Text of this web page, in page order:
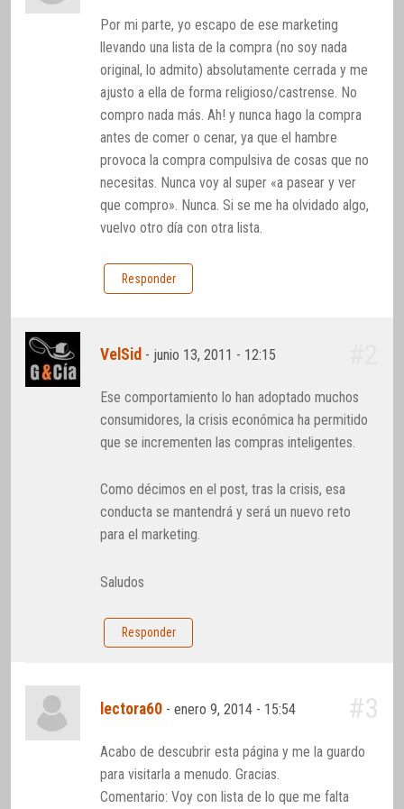
Por mi parte, yo escapo de ese marketing
llevando una lista de la compra (no soy nada
original, lo admito) absolutamente cerrada y me
ajusto a ella de forma religioso/castrense. No
compro nada más. Ah! y nunca hago la compra
antes de comer o cenar, ya que el hambre
provoca la compra compulsiva de cosas que no
necesitas. Nunca voy al super «a pasear y ver
que compro». Nunca. Si se me ha olvidado algo,
vuelvo otro día con otra lista.
Responder
VelSid - junio 13, 2011 - 12:15
Ese comportamiento lo han adoptado muchos
consumidores, la crisis económica ha permitido
que se incrementen las compras inteligentes.
Como décimos en el post, tras la crisis, esa
conducta se mantendrá y será un nuevo reto
para el marketing.
Saludos
Responder
lectora60 -enero 9, 2014 - 15:54 #3
Acabo de descubrir esta página y me la guardo
para visitarla a menudo. Gracias.
Comentario: Voy con lista de lo que me falta